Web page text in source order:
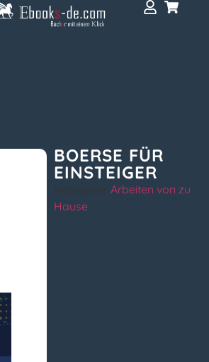
BOERSE FÜR
EINSTEIGER
Kategorie:Arbeiten von zu
Hause